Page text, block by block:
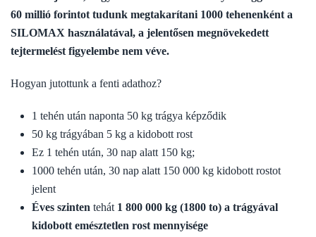
60 millió forintot tudunk megtakarítani 1000 tehenenként a
SILOMAX használatával, a jelentősen megnövekedett
tejtermelést figyelembe nem véve.
Hogyan jutottunk a fenti adathoz?
1 tehén után naponta 50 kg trágya képződik
50 kg trágyában 5 kg a kidobott rost
Ez 1 tehén után, 30 nap alatt 150 kg;
1000 tehén után, 30 nap alatt 150 000 kg kidobott rostot
jelent
Éves szinten tehát 1 800 000 kg (1800 to) a trágyával
kidobott emésztetlen rost mennyisége